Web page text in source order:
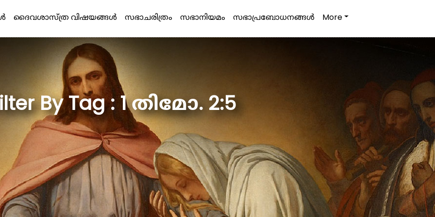
ദൈവശാസ്ത്ര വിഷയങ്ങള്‍ സഭാചരിത്രം സഭാനിയമം സഭാപ്രബോധനങ്ങള്‍ More
By Tag : 1 തിമോ. 2:5